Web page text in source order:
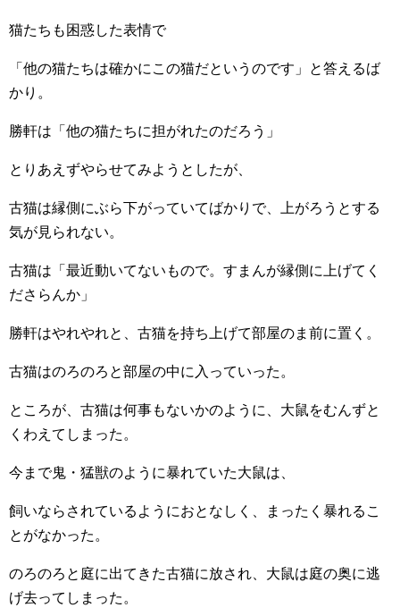
猫たちも困惑した表情で
「他の猫たちは確かにこの猫だというのです」と答えるば
かり。
勝軒は「他の猫たちに担がれたのだろう」
とりあえずやらせてみようとしたが、
古猫は縁側にぶら下がっていてばかりで、上がろうとする
気が見られない。
古猫は「最近動いてないもので。すまんが縁側に上げてく
ださらんか」
勝軒はやれやれと、古猫を持ち上げて部屋のま前に置く。
古猫はのろのろと部屋の中に入っていった。
ところが、古猫は何事もないかのように、大鼠をむんずと
くわえてしまった。
今まで鬼・猛獣のように暴れていた大鼠は、
飼いならされているようにおとなしく、まったく暴れるこ
とがなかった。
のろのろと庭に出てきた古猫に放され、大鼠は庭の奥に逃
げ去ってしまった。